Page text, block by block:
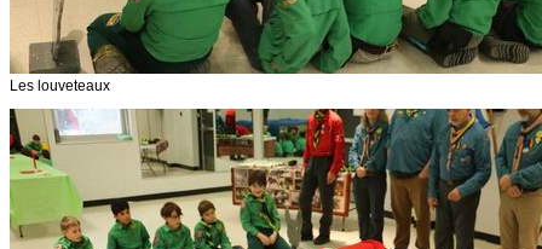
Les louveteaux